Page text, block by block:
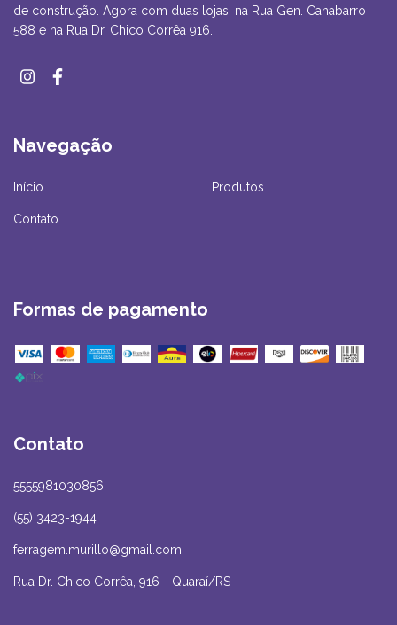
de construção. Agora com duas lojas: na Rua Gen. Canabarro
588 e na Rua Dr. Chico Corrêa 916.
Navegação
Início Produtos
Contato
Formas de pagamento
Contato
5555981030856
(55) 3423-1944
ferragem.murillo@gmail.com
Rua Dr. Chico Corrêa, 916 - Quaraí/RS